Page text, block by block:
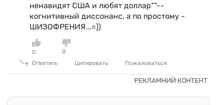
ненавидят США и любят доллар""--
когнитивный диссонанс, а по простому -
ШИЗОФРЕНИЯ...=))
0
0
Ответить
Цитировать Пожаловаться